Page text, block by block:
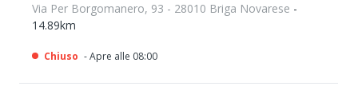
Via Per Borgomanero, 93 - 28010 Briga Novarese -
14.89km
Chiuso - Apre alle 08:00